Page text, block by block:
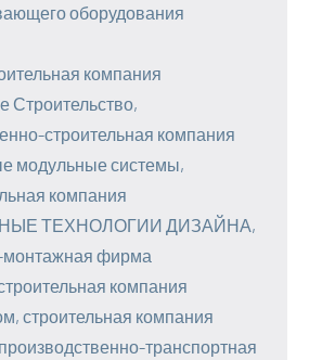
оборудования
компания
Строительство,
строительная компания
модульные системы,
компания
ТЕХНОЛОГИИ ДИЗАЙНА,
монтажная фирма
компания
строительная компания
транспортная